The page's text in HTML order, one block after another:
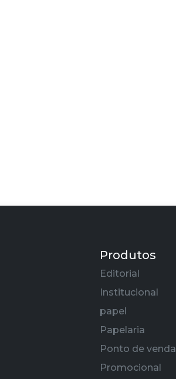
Produtos
Editorial
Institucional
papel
Papelaria
Ponto de venda
Promocional